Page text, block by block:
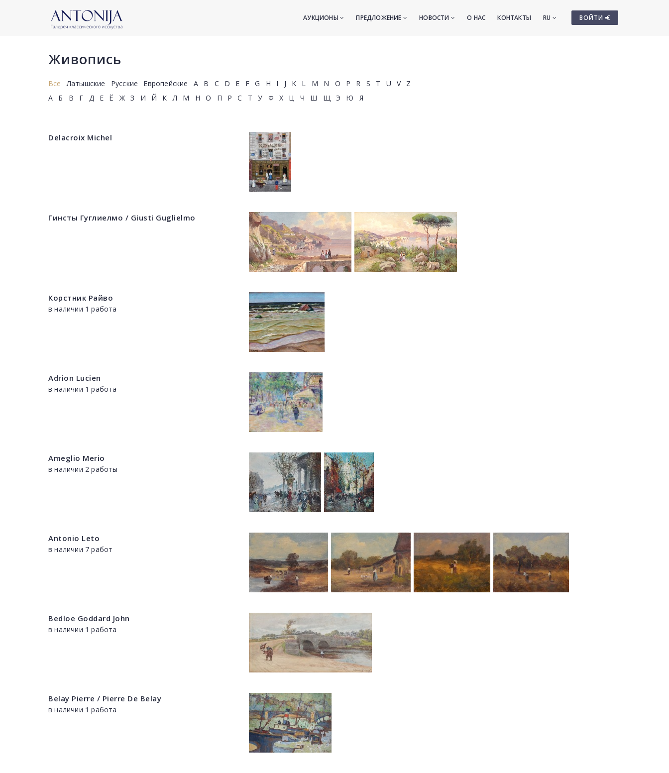
ВОЙТИ
АУКЦИОНЫ ПРЕДЛОЖЕНИЕ НОВОСТИ О НАС КОНТАКТЫ RU
Живопись
Все Латышские Русские Европейские A B C D E F G H I J K L M N O P R S T U V
Z
А
Б В Г Д Е Ё Ж З И Й К Л М Н О П Р С Т У Ф Х Ц Ч Ш Щ Э Ю Я
Delacroix Michel
Гинсты Гуглиелмо / Giusti Guglielmo
Корстник Райво
в наличии 1 работа
Adrion Lucien
в наличии 1 работа
Ameglio Merio
в наличии 2 работы
Antonio Leto
в наличии 7 работ
Bedloe Goddard John
в наличии 1 работа
Belay Pierre / Pierre De Belay
в наличии 1 работа